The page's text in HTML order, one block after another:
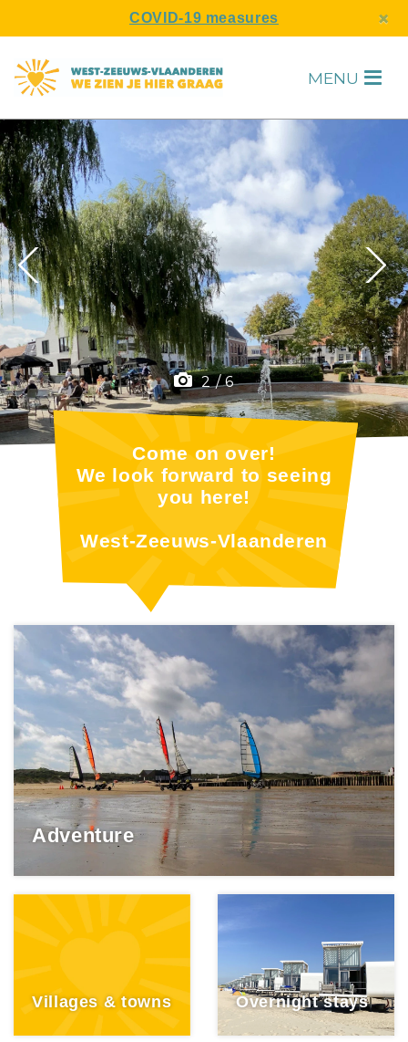
COVID-19 measures ×
MENU H
F 2/6
Come on over!
We look forward to seeing
you here!
West-Zeeuws-Vlaanderen
Adventure
Villages & towns Overnight stays